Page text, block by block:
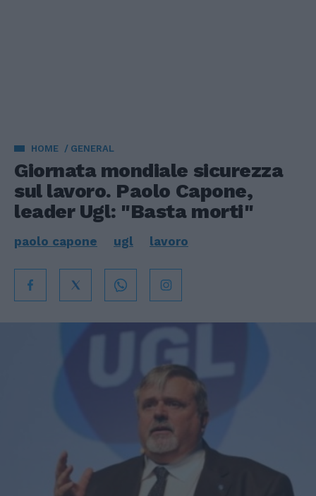
HOME GENERAL
Giornata mondiale sicurezza
sul lavoro. Paolo Capone,
leader Ugl: "Basta morti"
paolo capone ugl lavoro